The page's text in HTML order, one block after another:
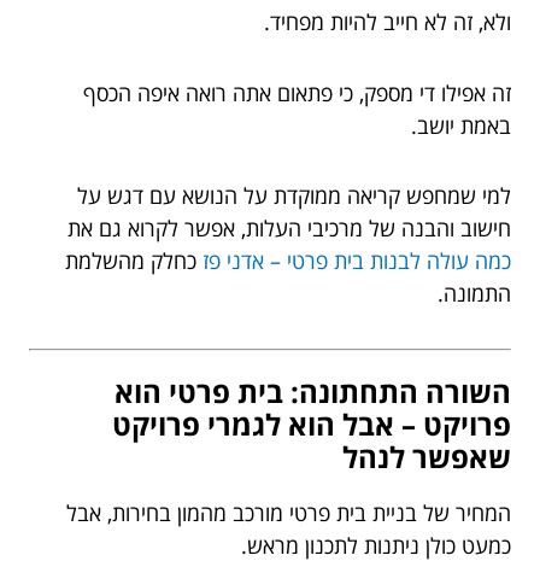
ולא, זה לא חייב להיות מפחיד.
זה אפילו די מספק, כי פתאום אתה רואה איפה הכסף
באמת יושב.
למי שמחפש קריאה ממוקדת על הנושא עם דגש על
חישוב והבנה של מרכיבי העלות, אפשר לקרוא גם את
כמה עולה לבנות בית פרטי – אדני פז כחלק מהשלמת
התמונה.
השורה התחתונה: בית פרטי הוא
פרויקט – אבל הוא לגמרי פרויקט
שאפשר לנהל
המחיר של בניית בית פרטי מורכב מהמון בחירות, אבל
כמעט כולן ניתנות לתכנון מראש.